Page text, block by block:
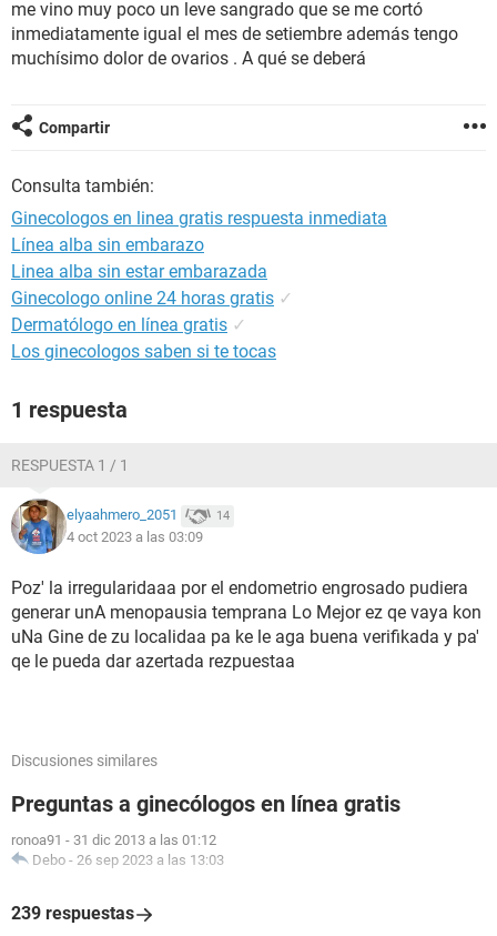
GLOSARIO
me vino muy poco un leve sangrado que se me cortó
inmediatamente igual el mes de setiembre además tengo
muchísimo dolor de ovarios . A qué se deberá
Compartir
Consulta también:
Ginecologos en linea gratis respuesta inmediata
Línea alba sin embarazo
Linea alba sin estar embarazada
Ginecologo online 24 horas gratis ✓
Dermatólogo en línea gratis ✓
Los ginecologos saben si te tocas
1 respuesta
RESPUESTA 1 / 1
elyaahmero_2051 14
4 oct 2023 a las 03:09
Poz' la irregularidaaa por el endometrio engrosado pudiera
generar unA menopausia temprana Lo Mejor ez qe vaya kon
uNa Gine de zu localidaa pa ke le aga buena verifikada y pa'
qe le pueda dar azertada rezpuestaa
Discusiones similares
Preguntas a ginecólogos en línea gratis
ronoa91 - 31 dic 2013 a las 01:12
Debo - 26 sep 2023 a las 13:03
239 respuestas